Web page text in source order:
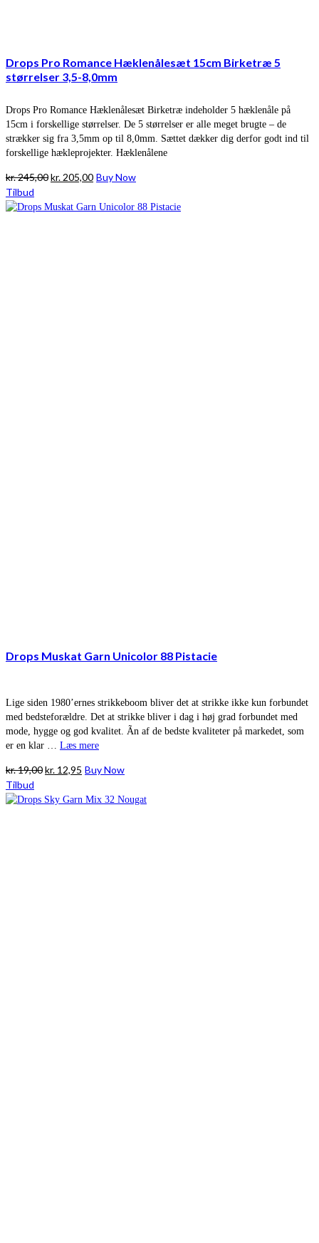
Drops Pro Romance Hæklenålesæt 15cm Birketræ 5
størrelser 3,5-8,0mm
Drops Pro Romance Hæklenålesæt Birketræ indeholder 5 hæklenåle på
15cm i forskellige størrelser. De 5 størrelser er alle meget brugte – de
strækker sig fra 3,5mm op til 8,0mm. Sættet dækker dig derfor godt ind til
forskellige hækleprojekter. Hæklenålene
kr.245,00Den
pris
kr. 205,00Den
pris
Buy Now
Tilbud
Drops Muskat Garn Unicolor 88 Pistacie
Lige siden 1980’ernes strikkeboom bliver det at strikke ikke kun forbundet
med bedsteforældre. Det at strikke bliver i dag i høj grad forbundet med
mode, hygge og god kvalitet. Ãn af de bedste kvaliteter på markedet, som
er en klar … Læs mere
kr.19,00Den
pris
kr. 12,95 Den
pris
Buy Now
Tilbud